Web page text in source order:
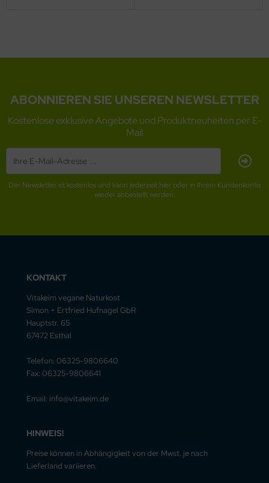
ABONNIEREN SIE UNSEREN NEWSLETTER
Kostenlose exklusive Angebote und Produktneuheiten per E-
Mail
Der Newsletter ist kostenlos und kann jederzeit hier oder in Ihrem Kundenkonto
wieder abbestellt werden.
KONTAKT
Vitakeim vegane Naturkost
Simon + Ertfried Hufnagel GbR
Hauptstr. 65
67472 Esthal
Telefon: 06325-9806640
Fax: 06325-9806641
Email: info@vitakeim.de
HINWEIS!
Preise können in Abhängigkeit von der Mwst. je nach
Lieferland variieren.